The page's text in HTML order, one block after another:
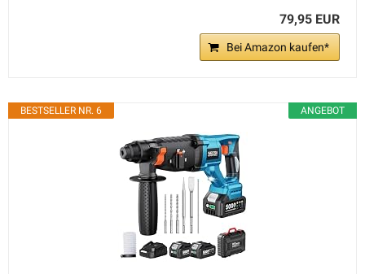
79,95 EUR
Bei Amazon kaufen*
ANGEBOT
BESTSELLER NR. 6